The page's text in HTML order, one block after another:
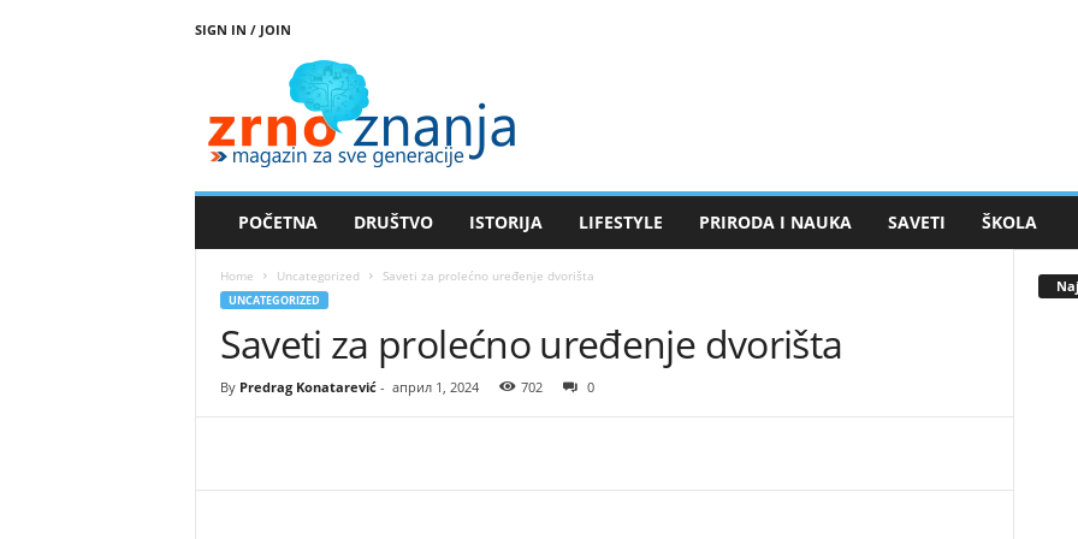
SIGN IN / JOIN
POČETNA DRUŠTVO ISTORIJA LIFESTYLE PRIRODA I NAUKA SAVETI ŠKOLA
Home Uncategorized Saveti za prolećno uređenje dvorišta
UNCATEGORIZED
Saveti za prolećno uređenje dvorišta
By Predrag Konatarević- април 1, 2024 702 0